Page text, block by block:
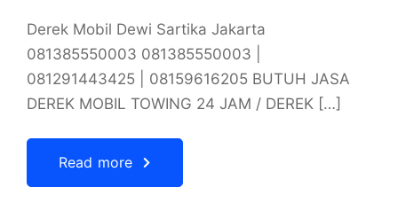
Derek Mobil Dewi Sartika Jakarta
081385550003 081385550003 |
081291443425 | 08159616205 BUTUH JASA
DEREK MOBIL TOWING 24 JAM / DEREK […]
Read more